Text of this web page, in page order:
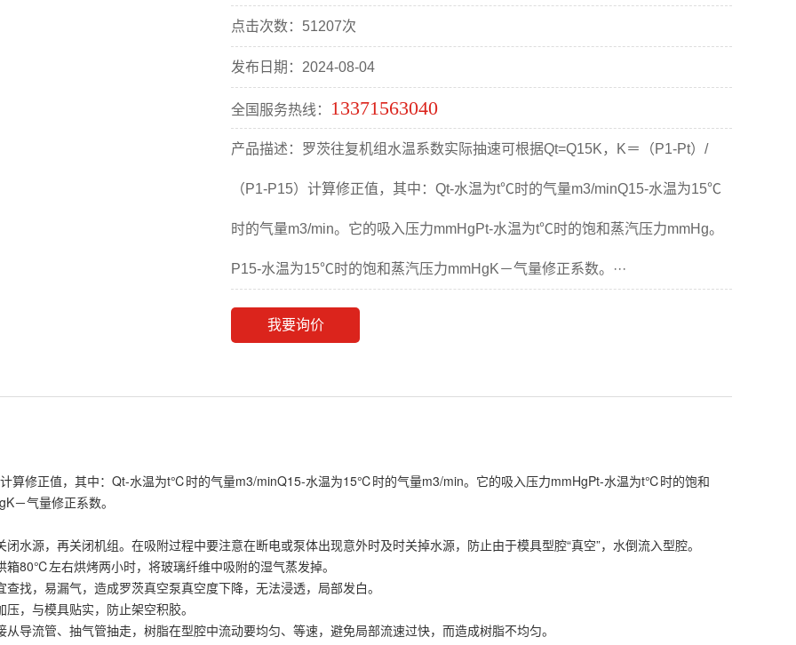
点击次数：51207次
发布日期：2024-08-04
全国服务热线： 13371563040
产品描述：罗茨往复机组水温系数实际抽速可根据Qt=Q15K，K＝（P1-Pt）/
（P1-P15）计算修正值，其中：Qt-水温为t℃时的气量m3/minQ15-水温为15℃
时的气量m3/min。它的吸入压力mmHgPt-水温为t℃时的饱和蒸汽压力mmHg。
P15-水温为15℃时的饱和蒸汽压力mmHgK－气量修正系数。···
我要询价
修正值，其中：Qt-水温为t℃时的气量m3/minQ15-水温为15℃时的气量m3/min。它的吸入压力mmHgPt-水温为t℃时的饱和
－气量修正系数。
，再关闭机组。在吸附过程中要注意在断电或泵体出现意外时及时关掉水源，防止由于模具型腔“真空”，水倒流入型腔。
左右烘烤两小时，将玻璃纤维中吸附的湿气蒸发掉。
，易漏气，造成罗茨真空泵真空度下降，无法浸透，局部发白。
与模具贴实，防止架空积胶。
流管、抽气管抽走，树脂在型腔中流动要均匀、等速，避免局部流速过快，而造成树脂不均匀。